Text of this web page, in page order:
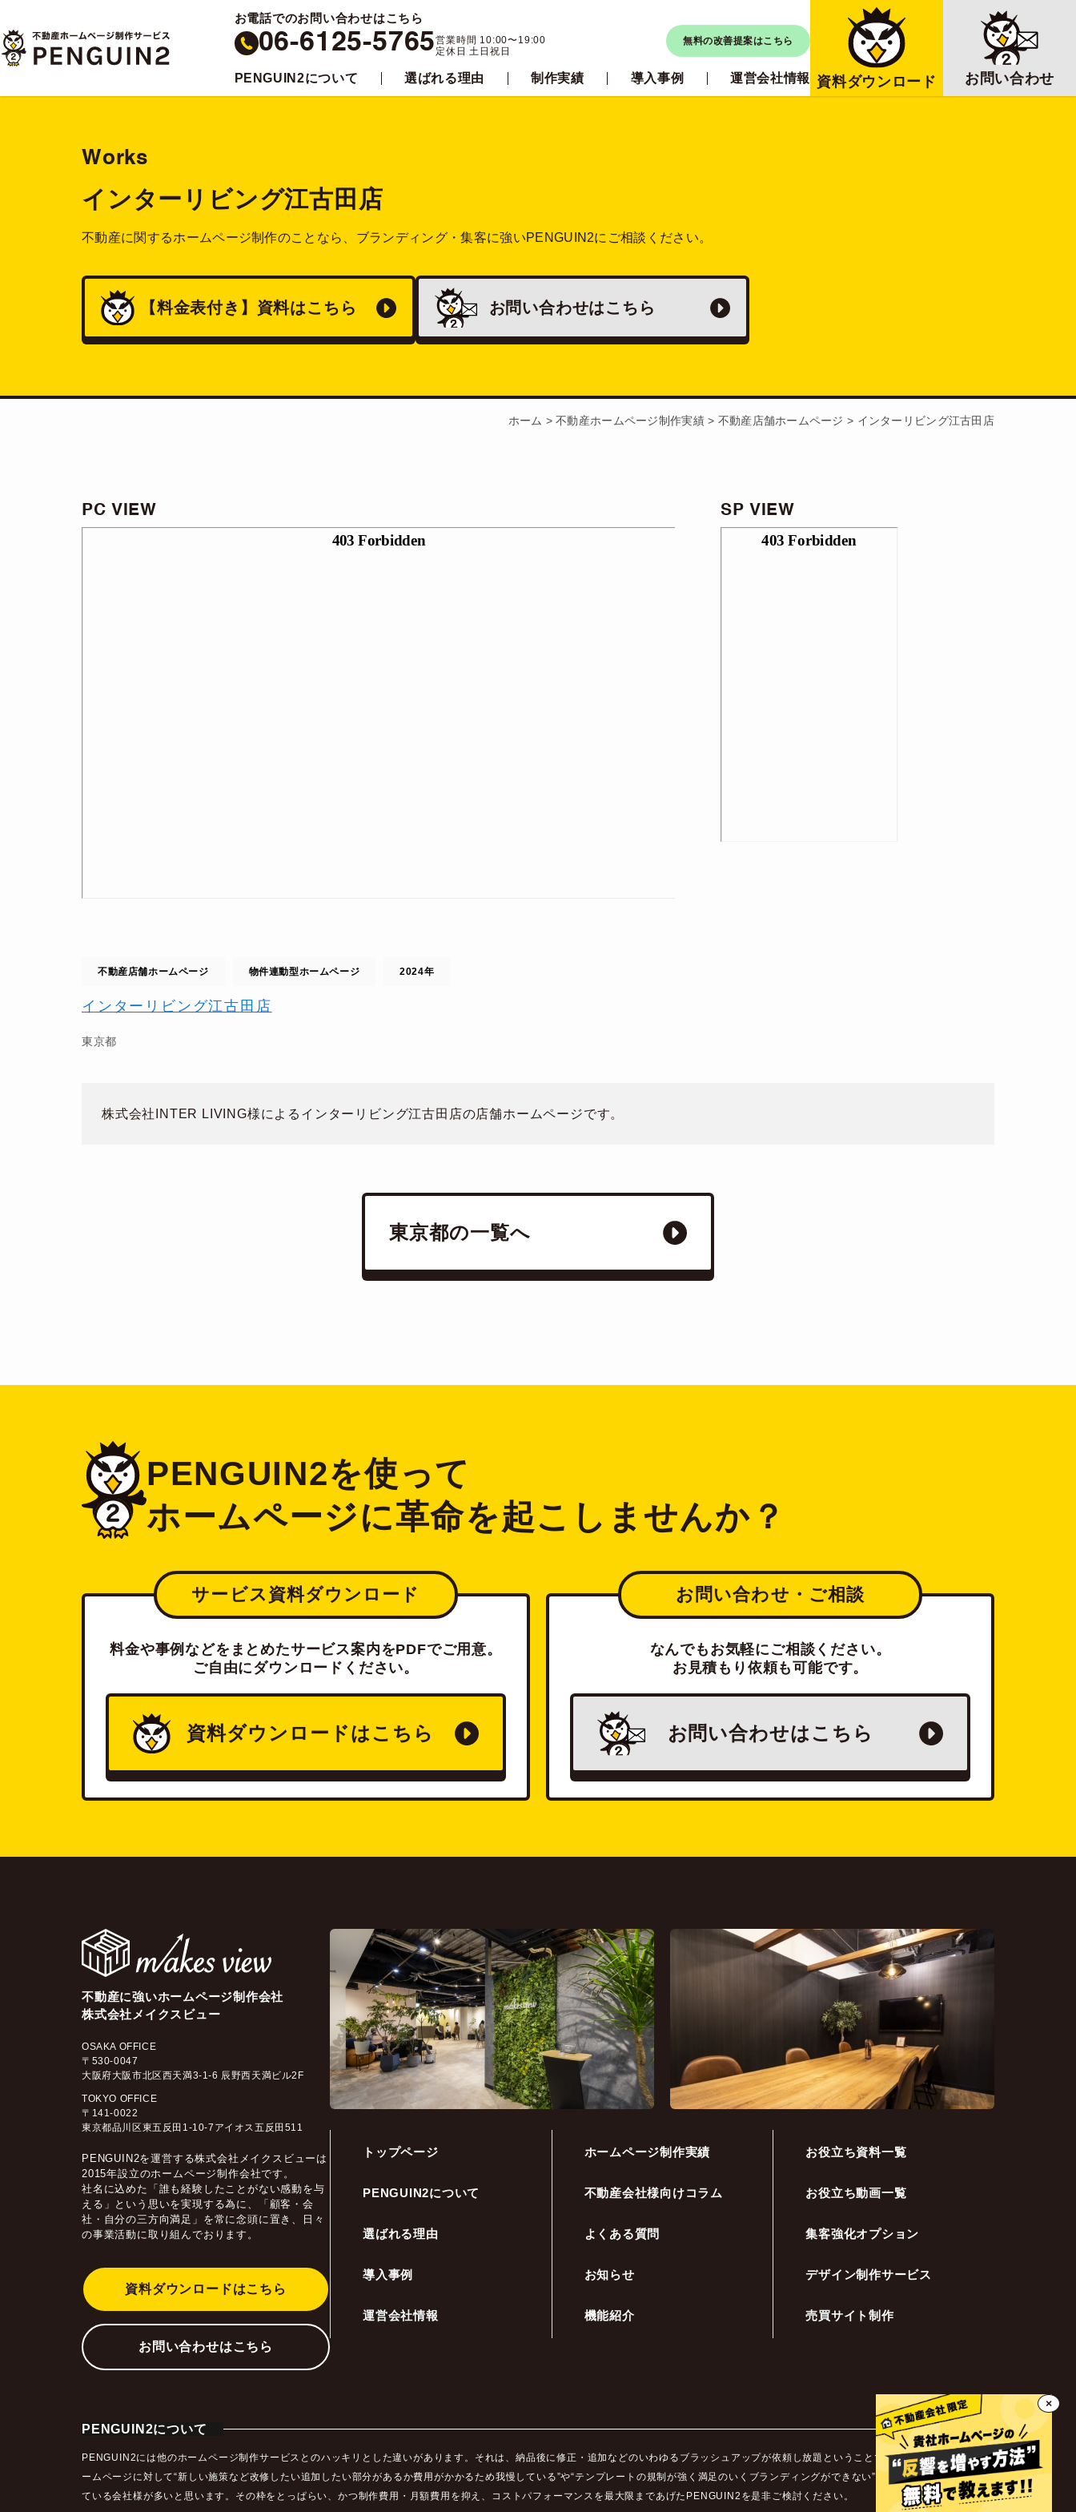
お電話でのお問い合わせはこちら
06-6125-5765営業時間 10:00〜19:00
定休日 土日祝日
無料の改善提案はこちら
PENGUIN2について 選ばれる理由 制作実績 導入事例 運営会社情報 資料ダウンロード お問い合わせ
Works
インターリビング江古田店
不動産に関するホームページ制作のことなら、 ブランディング・集客に強いPENGUIN2にご相談ください。
【料金表付き】 資料はこちら お問い合わせはこちら
ホーム >不動産ホームページ制作実績> 不動産店舗ホームページ > インターリビング江古田店
PC VIEW SP VIEW
不動産店舗ホームページ 物件連動型ホームページ 2024年
インターリビング江古田店
東京都
株式会社INTER LIVING様によるインターリビング江古田店の店舗ホームページです。
東京都の一覧へ
PENGUIN2を使って
ホームページに革命を起こしませんか？
サービス資料ダウンロード
料金や事例などをまとめたサービス案内をPDFでご用意。
ご自由にダウンロードください。
資料ダウンロードはこちら
お問い合わせ・ご相談
なんでもお気軽にご相談ください。
お見積もり依頼も可能です。
お問い合わせはこちら
不動産に強いホームページ制作会社
株式会社メイクスビュー
OSAKA OFFICE
〒530-0047
大阪府大阪市北区西天満3-1-6 辰野西天満ビル2F
TOKYO OFFICE
〒141-0022
東京都品川区東五反田1-10-7アイオス五反田511
PENGUIN2を運営する株式会社メイクスビューは
2015年設立のホームページ制作会社です。
社名に込めた「誰も経験したことがない感動を与
える」という思いを実現する為に、「顧客・会
社・自分の三方向満足」を常に念頭に置き、日々
の事業活動に取り組んでおります。
資料ダウンロードはこちら
お問い合わせはこちら
トップページ
PENGUIN2について
選ばれる理由
導入事例
運営会社情報
ホームページ制作実績
不動産会社様向けコラム
よくある質問
お知らせ
機能紹介
お役立ち資料一覧
お役立ち動画一覧
集客強化オプション
デザイン制作サービス
売買サイト制作
PENGUIN2について
PENGUIN2には他のホームページ制作サービスとのハッキリとした違いがあります。それは、納品後に修正・追加などのいわゆるブラッシュアップが依頼し放題ということです。不動産業界ではホ
ームページに対して“新しい施策など改修したい追加したい部分があるか費用がかかるため我慢している”や“テンプレートの規制が強く満足のいくブランディングができない”などといった悩みを抱え
ている会社様が多いと思います。その枠をとっぱらい、かつ制作費用・月額費用を抑え、コストパフォーマンスを最大限まであげたPENGUIN2を是非ご検討ください。
×